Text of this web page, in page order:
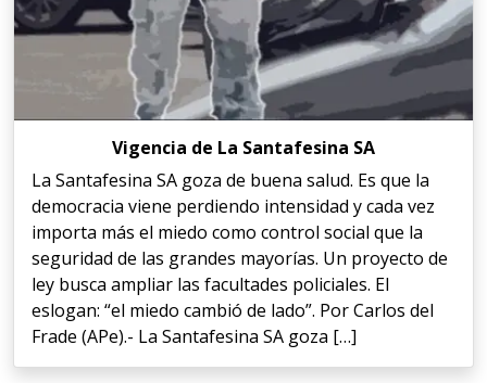
Vigencia de La Santafesina SA
La Santafesina SA goza de buena salud. Es que la
democracia viene perdiendo intensidad y cada vez
importa más el miedo como control social que la
seguridad de las grandes mayorías. Un proyecto de
ley busca ampliar las facultades policiales. El
eslogan: “el miedo cambió de lado”. Por Carlos del
Frade (APe).- La Santafesina SA goza […]